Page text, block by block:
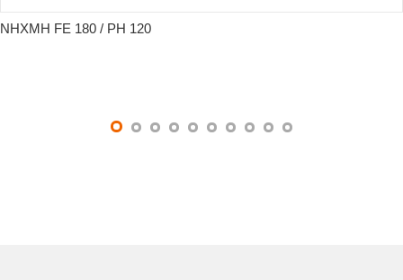
NHXMH FE 180 / PH 120